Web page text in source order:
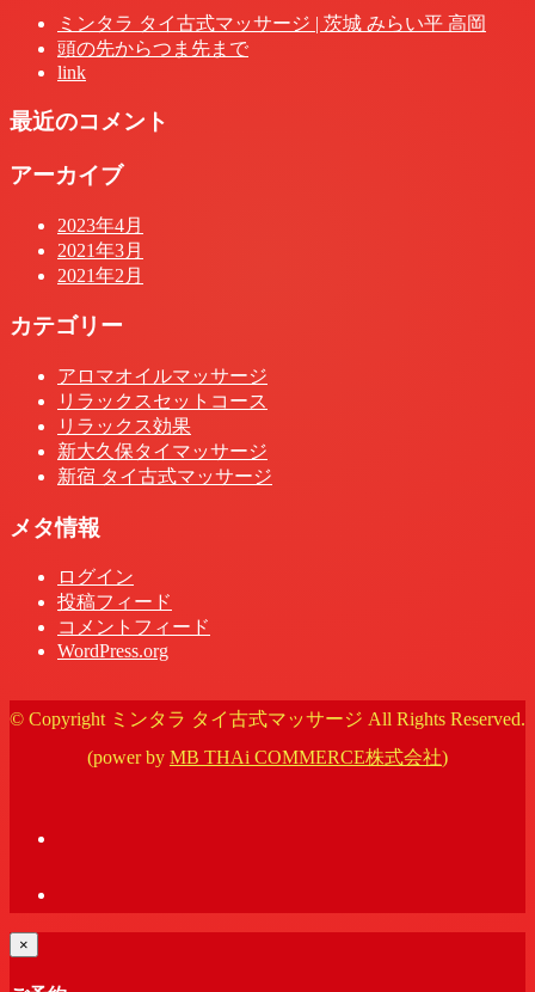
ミンタラ タイ古式マッサージ | 茨城 みらい平 高岡
頭の先からつま先まで
link
最近のコメント
アーカイブ
2023年4月
2021年3月
2021年2月
カテゴリー
アロマオイルマッサージ
リラックスセットコース
リラックス効果
新大久保タイマッサージ
新宿 タイ古式マッサージ
メタ情報
ログイン
投稿フィード
コメントフィード
WordPress.org
© Copyright ミンタラ タイ古式マッサージ All Rights Reserved.
(power by MB THAi COMMERCE株式会社)
×